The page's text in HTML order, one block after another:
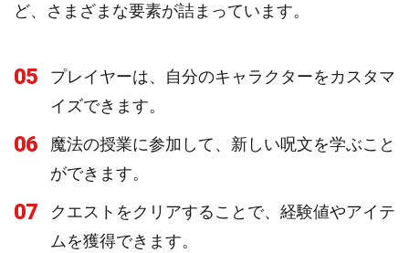
ど、さまざまな要素が詰まっています。
05
プレイヤーは、自分のキャラクターをカスタマ
イズできます。
06
魔法の授業に参加して、新しい呪文を学ぶこと
ができます。
07
クエストをクリアすることで、経験値やアイテ
ムを獲得できます。